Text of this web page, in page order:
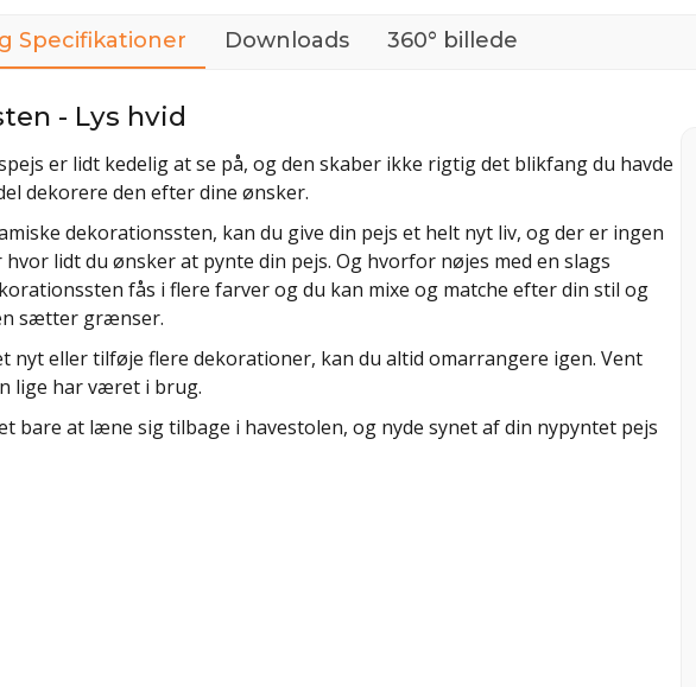
Specifikationer Downloads 360° billede
- Lys hvid
er lidt kedelig at se på, og den skaber ikke rigtig det blikfang du havde
dekorere den efter dine ønsker.
dekorationssten, kan du give din pejs et helt nyt liv, og der er ingen
lidt du ønsker at pynte din pejs. Og hvorfor nøjes med en slags
fås i flere farver og du kan mixe og matche efter din stil og
sætter grænser.
nyt eller tilføje flere dekorationer, kan du altid omarrangere igen. Vent
lige har været i brug.
bare at læne sig tilbage i havestolen, og nyde synet af din nypyntet pejs